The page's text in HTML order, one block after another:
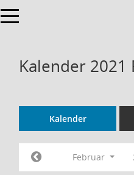
Toggle navigation
Kalender 2021
Kalender
Februar